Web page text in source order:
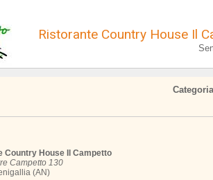
Ristorante Country House Il
Country House Il Campetto
Campetto 130
(AN)